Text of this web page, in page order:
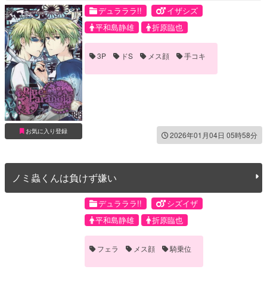
お気に入り登録
デュラララ!!
イザシズ
平和島静雄
折原臨也
3P ドS メス顔 手コキ
2026年01月04日 05時58分
ノミ蟲くんは負けず嫌い
デュラララ!!
シズイザ
平和島静雄
折原臨也
フェラ メス顔 騎乗位